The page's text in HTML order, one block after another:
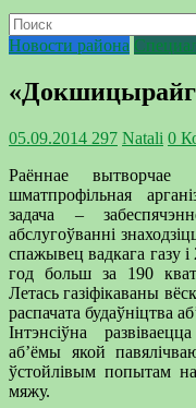
Новости района
05.09.2014 297 Natali 0
Раённае вытворчае
шматпрофільная
задача –
абслугоўванні
спажывец вадкага газу
год больш за 190
Летась газіфікаваны
распачата будаўніцтва
Інтэнсіўна
аб’ёмы якой
ўстойлівым попытам
мяжу.